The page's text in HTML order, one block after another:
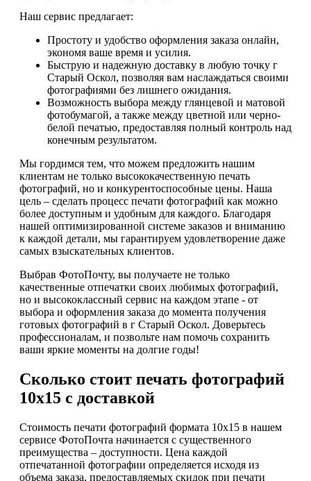
Наш сервис предлагает:
Простоту и удобство оформления заказа онлайн,
экономя ваше время и усилия.
Быструю и надежную доставку в любую точку г
Старый Оскол, позволяя вам наслаждаться своими
фотографиями без лишнего ожидания.
Возможность выбора между глянцевой и матовой
фотобумагой, а также между цветной или черно-
белой печатью, предоставляя полный контроль над
конечным результатом.
Мы гордимся тем, что можем предложить нашим
клиентам не только высококачественную печать
фотографий, но и конкурентоспособные цены. Наша
цель – сделать процесс печати фотографий как можно
более доступным и удобным для каждого. Благодаря
нашей оптимизированной системе заказов и вниманию
к каждой детали, мы гарантируем удовлетворение даже
самых взыскательных клиентов.
Выбрав ФотоПочту, вы получаете не только
качественные отпечатки своих любимых фотографий,
но и высококлассный сервис на каждом этапе - от
выбора и оформления заказа до момента получения
готовых фотографий в г Старый Оскол. Доверьтесь
профессионалам, и позвольте нам помочь сохранить
ваши яркие моменты на долгие годы!
Сколько стоит печать фотографий
10х15 с доставкой
Стоимость печати фотографий формата 10х15 в нашем
сервисе ФотоПочта начинается с существенного
преимущества – доступности. Цена каждой
отпечатанной фотографии определяется исходя из
объема заказа, предоставляемых скидок при печати